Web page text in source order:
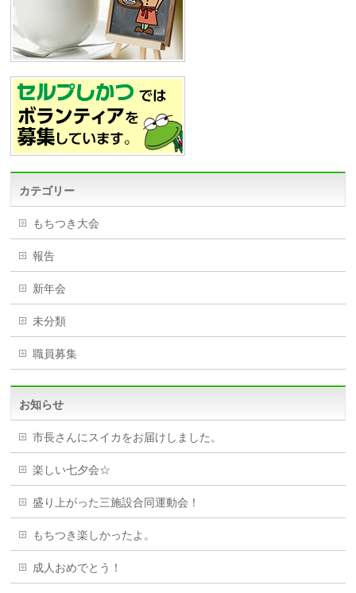
カテゴリー
もちつき大会
報告
新年会
未分類
職員募集
お知らせ
市長さんにスイカをお届けしました。
楽しい七夕会☆
盛り上がった三施設合同運動会！
もちつき楽しかったよ。
成人おめでとう！